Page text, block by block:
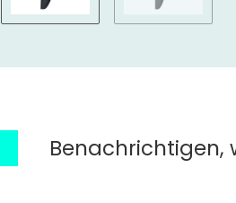
Benachrichtigen,